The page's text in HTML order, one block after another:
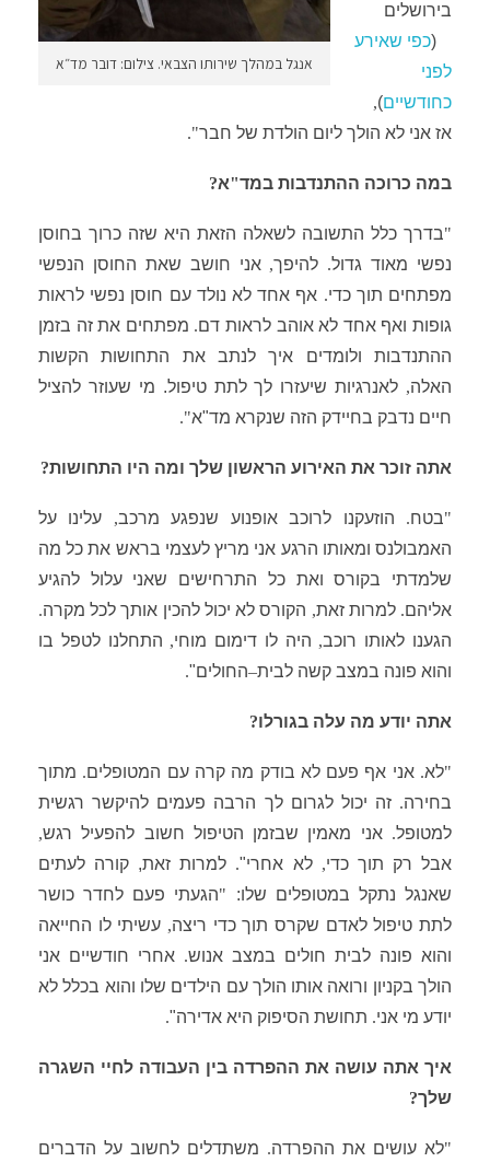
אנגל במהלך שירותו הצבאי. צילום: דובר מד״א
בירושלים
(כפי שאירע
לפני
כחודשיים)
,
אז אני לא הולך ליום הולדת של חבר".
במה כרוכה ההתנדבות במד"א?
"בדרך כלל התשובה לשאלה הזאת היא שזה כרוך בחוסן
נפשי מאוד גדול. להיפך,אני חושב שאת החוסן הנפשי
מפתחים תוך כדי. אף אחד לא נולד עם חוסן נפשי לראות
גופות ואף אחד לא אוהב לראות דם. מפתחים את זה בזמן
ההתנדבות ולומדים איך לנתב את התחושות הקשות
האלה, לאנרגיות שיעזרו לך לתת טיפול. מי שעוזר להציל
חיים נדבק בחיידק הזה שנקרא מד"א".
אתה זוכר את האירוע הראשון שלך ומה היו התחושות?
"בטח. הוזעקנו לרוכב אופנוע שנפגע מרכב, עלינו על
האמבולנס ומאותו הרגע אני מריץ לעצמי בראש את כל מה
שלמדתי בקורס ואת כל התרחישים שאני עלול להגיע
אליהם.למרות זאת, הקורס לא יכול להכין אותך לכל מקרה.
הגענו לאותו רוכב, היה לו דימום מוחי, התחלנו לטפל בו
והוא פונה במצב קשה לבית–החולים".
אתה יודע מה עלה בגורלו?
"לא.אני אף פעם לא בודק מה קרה עם המטופלים. מתוך
בחירה.זה יכול לגרום לך הרבה פעמים להיקשר רגשית
למטופל.אני מאמין שבזמן הטיפול חשוב להפעיל רגש,
אבל רק תוך כדי,לא אחרי". למרות זאת, קורה לעתים
שאנגל נתקל במטופלים שלו: "הגעתי פעם לחדר כושר
לתת טיפול לאדם שקרס תוך כדי ריצה, עשיתי לו החייאה
והוא פונה לבית חולים במצב אנוש. אחרי חודשיים אני
הולך בקניון ורואה אותו הולך עם הילדים שלו והוא בכלל לא
יודע מי אני. תחושת הסיפוק היא אדירה".
איך אתה עושה את ההפרדה בין העבודה לחיי השגרה
שלך?
"לא עושים את ההפרדה. משתדלים לחשוב על הדברים